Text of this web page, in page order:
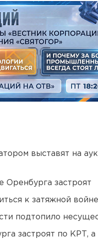
выставят на
Оренбурга застроят
к затяжной войне
подтопило
застроят по КРТ, а